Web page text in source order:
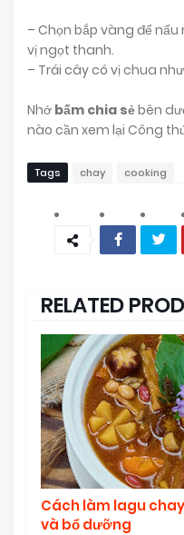
– Chọn bắp vàng để
vị ngọt thanh.
– Trái cây có vị chua
Nhớ bấm chia sẻbên
nào cần xem lại Công
Tags chay cooking
RELATED
Cách làm lagu
và bổ dưỡng